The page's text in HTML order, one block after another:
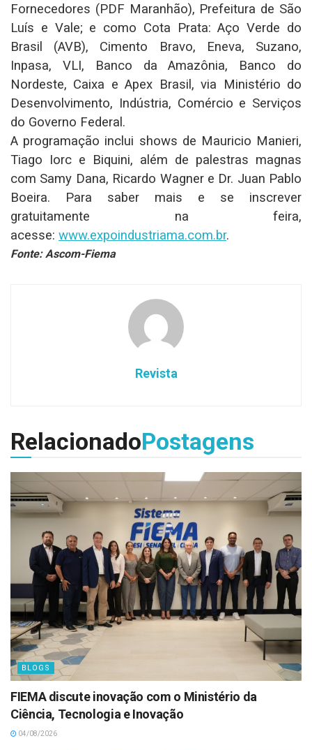
Fornecedores (PDF Maranhão), Prefeitura de São
Luís e Vale; e como Cota Prata: Aço Verde do
Brasil (AVB), Cimento Bravo, Eneva, Suzano,
Inpasa, VLI, Banco da Amazônia, Banco do
Nordeste, Caixa e Apex Brasil, via Ministério do
Desenvolvimento, Indústria, Comércio e Serviços
do Governo Federal.
A programação inclui shows de Mauricio Manieri,
Tiago Iorc e Biquini, além de palestras magnas
com Samy Dana, Ricardo Wagner e Dr. Juan Pablo
Boeira. Para saber mais e se inscrever
gratuitamente na feira,
acesse: www.expoindustriama.com.br.
Fonte: Ascom-Fiema
Revista
RelacionadoPostagens
BLOGS
FIEMA discute inovação com o Ministério da
Ciência, Tecnologia e Inovação
04/08/2026